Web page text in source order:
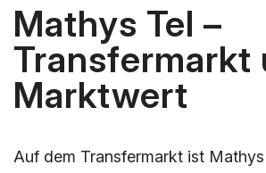
Mathys Tel –
Transfermarkt
Marktwert
Auf dem Transfermarkt ist Mathys